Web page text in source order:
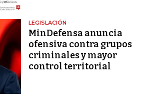
LEGISLACIÓN
MinDefensa anuncia
ofensiva contra grupos
criminales y mayor
control territorial